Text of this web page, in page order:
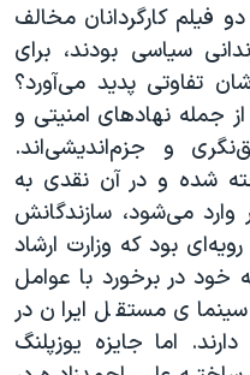
فیلم کارگردانان مخالف
سیاسی بودند، برای
تفاوتی پدید می‌آورد؟
جمله نهادهای امنیتی و
و جزم‌اندیشی‌اند.
شده و در آن نقدی به
می‌شود، سازندگانش
بود که وزارت ارشاد
خود در برخورد با عوامل
مستقل ایران در
۱۴۰۱ داشته و دارند. اما جایزه یوزپلنگ